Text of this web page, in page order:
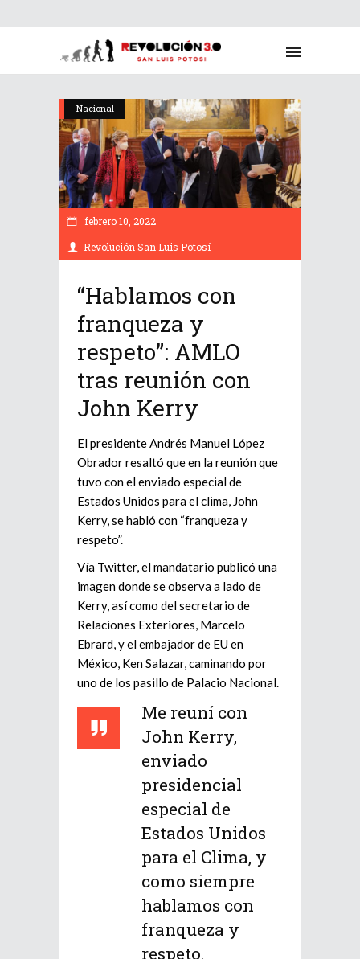
Nacional
febrero 10, 2022
Revolución San Luis Potosí
“Hablamos con
franqueza y
respeto”: AMLO
tras reunión con
John Kerry
El presidente Andrés Manuel López
Obrador resaltó que en la reunión que
tuvo con el enviado especial de
Estados Unidos para el clima, John
Kerry, se habló con “franqueza y
respeto”.
Vía Twitter, el mandatario publicó una
imagen donde se observa a lado de
Kerry, así como del secretario de
Relaciones Exteriores, Marcelo
Ebrard, y el embajador de EU en
México, Ken Salazar, caminando por
uno de los pasillo de Palacio Nacional.
Me reuní con
John Kerry,
enviado
presidencial
especial de
Estados Unidos
para el Clima, y
como siempre
hablamos con
franqueza y
respeto.